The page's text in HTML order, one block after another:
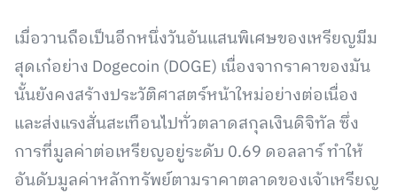
เมื่อวานถือเป็นอีกหนึ่งวันอันแสนพิเศษของเหรียญมีม
สุดเก๋อย่าง Dogecoin (DOGE) เนื่องจากราคาของมัน
นั้นยังคงสร้างประวัติศาสตร์หน้าใหม่อย่างต่อเนื่อง
และส่งแรงสั่นสะเทือนไปทั่วตลาดสกุลเงินดิจิทัล ซึ่ง
การที่มูลค่าต่อเหรียญอยู่ระดับ 0.69 ดอลลาร์ ทำให้
อันดับมูลค่าหลักทรัพย์ตามราคาตลาดของเจ้าเหรียญ